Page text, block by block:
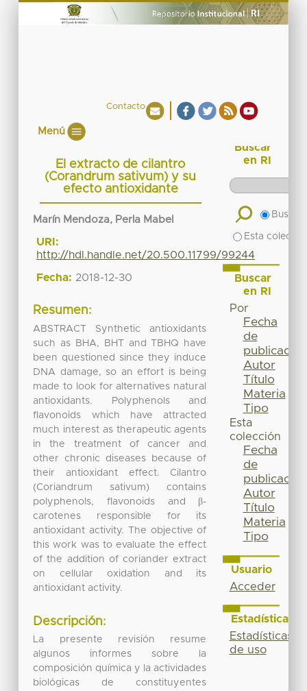
Contacto
Menú
El extracto de cilantro
(Corandrum sativum) y su
efecto antioxidante
Marín Mendoza, Perla Mabel
URI:
http://hdl.handle.net/20.500.11799/99244
Fecha: 2018-12-30
Resumen:
ABSTRACT Synthetic antioxidants
such as BHA, BHT and TBHQ have
been questioned since they induce
DNA damage, so an effort is being
made to look for alternatives natural
antioxidants. Polyphenols and
flavonoids which have attracted
much interest as therapeutic agents
in the treatment of cancer and
other chronic diseases because of
their antioxidant effect. Cilantro
(Coriandrum sativum) contains
polyphenols, flavonoids and β-
carotenes responsible for its
antioxidant activity. The objective of
this work was to evaluate the effect
of the addition of coriander extract
on cellular oxidation and its
antioxidant activity.
Descripción:
La presente revisión resume
algunos informes sobre la
composición química y la actividades
biológicas de constituyentes
Buscar
en RI
Buscar
Esta
Buscar
en RI
Por
Fecha
de
publicación
Autor
Título
Materia
Tipo
Esta
colección
Fecha
de
publicación
Autor
Título
Materia
Tipo
Usuario
Acceder
Estadísticas
Estadísticas
de uso